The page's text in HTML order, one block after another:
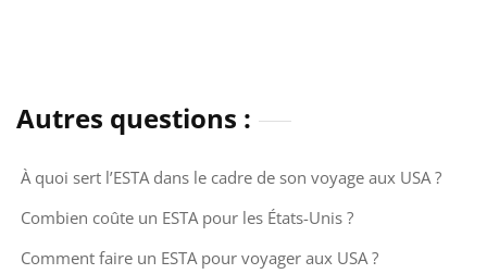
Autres questions :
À quoi sert l’ESTA dans le cadre de son voyage aux USA ?
Combien coûte un ESTA pour les États-Unis ?
Comment faire un ESTA pour voyager aux USA ?